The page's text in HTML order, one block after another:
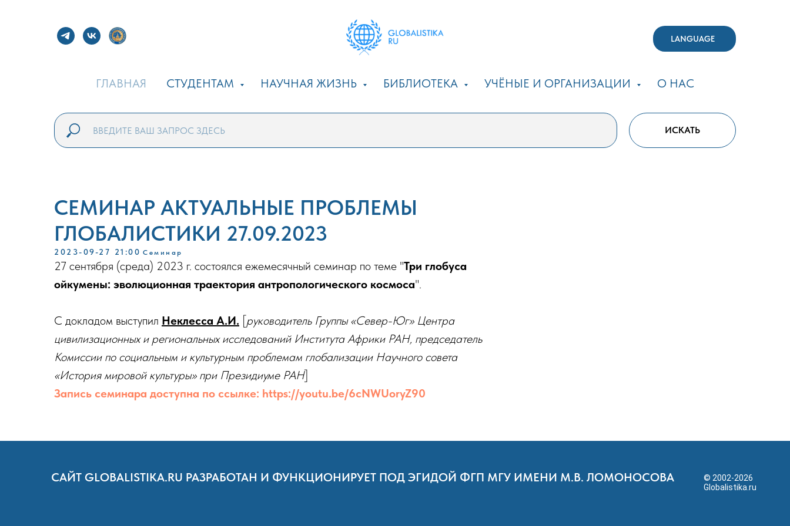
LANGUAGE
ГЛАВНАЯ СТУДЕНТАМ НАУЧНАЯ ЖИЗНЬ БИБЛИОТЕКА УЧЁНЫЕ И ОРГАНИЗАЦИИ О НАС
ИСКАТЬ
СЕМИНАР АКТУАЛЬНЫЕ ПРОБЛЕМЫ
ГЛОБАЛИСТИКИ 27.09.2023
2023-09-27 21:00 Семинар
27 сентября (среда) 2023 г. состоялся ежемесячный семинар по теме "Три глобуса
ойкумены: эволюционная траектория антропологического космоса".
С докладом выступил Неклесса А.И. [руководитель Группы «Север-Юг» Центра
цивилизационных и региональных исследований Института Африки РАН, председатель
Комиссии по социальным и культурным проблемам глобализации Научного совета
«История мировой культуры» при Президиуме РАН]
Запись семинара доступна по ссылке: https://youtu.be/6cNWUoryZ90
САЙТ GLOBALISTIKA.RU РАЗРАБОТАН И ФУНКЦИОНИРУЕТ ПОД ЭГИДОЙ ФГП МГУ ИМЕНИ М.В. ЛОМОНОСОВА
© 2002-2026
Globalistika.ru